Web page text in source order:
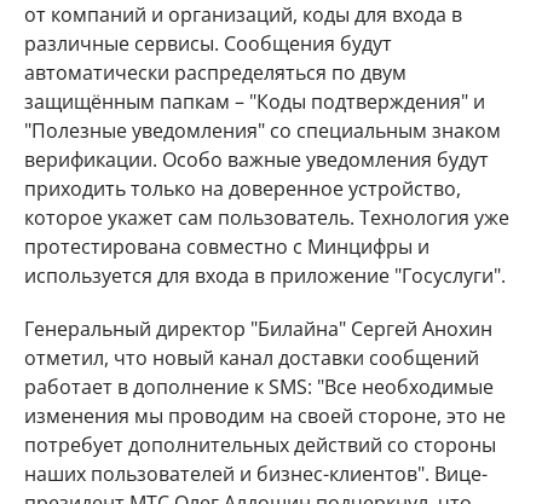
от компаний и организаций, коды для входа в
различные сервисы. Сообщения будут
автоматически распределяться по двум
защищённым папкам – "Коды подтверждения" и
"Полезные уведомления" со специальным знаком
верификации. Особо важные уведомления будут
приходить только на доверенное устройство,
которое укажет сам пользователь. Технология уже
протестирована совместно с Минцифры и
используется для входа в приложение "Госуслуги".
Генеральный директор "Билайна" Сергей Анохин
отметил, что новый канал доставки сообщений
работает в дополнение к SMS: "Все необходимые
изменения мы проводим на своей стороне, это не
потребует дополнительных действий со стороны
наших пользователей и бизнес-клиентов". Вице-